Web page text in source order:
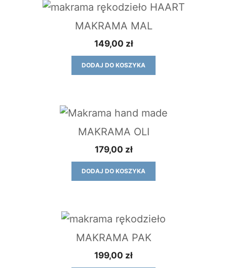
MAKRAMA MAL
149,00 zł
DODAJ DO KOSZYKA
MAKRAMA OLI
179,00 zł
DODAJ DO KOSZYKA
MAKRAMA PAK
199,00 zł